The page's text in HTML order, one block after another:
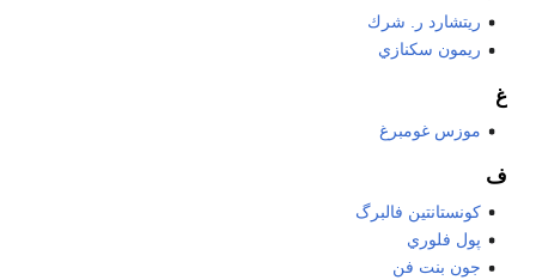
ريتشارد ر. شرك
ريمون سكنازي
غ
موزس غومبرغ
ف
كونستانتين فالبرگ
پول فلوري
جون بنت فن